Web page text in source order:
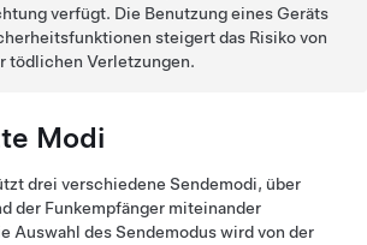
verfügt. Die Benutzung eines Geräts
steigert das Risiko von
tödlichen Verletzungen.
Modi
drei verschiedene Sendemodi, über
der Funkempfänger miteinander
Auswahl des Sendemodus wird von der